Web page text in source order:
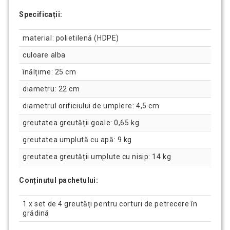
Specificații:
material: polietilenă (HDPE)
culoare alba
înălțime: 25 cm
diametru: 22 cm
diametrul orificiului de umplere: 4,5 cm
greutatea greutății goale: 0,65 kg
greutatea umplută cu apă: 9 kg
greutatea greutății umplute cu nisip: 14 kg
Conținutul pachetului:
1 x set de 4 greutăți pentru corturi de petrecere în
grădină